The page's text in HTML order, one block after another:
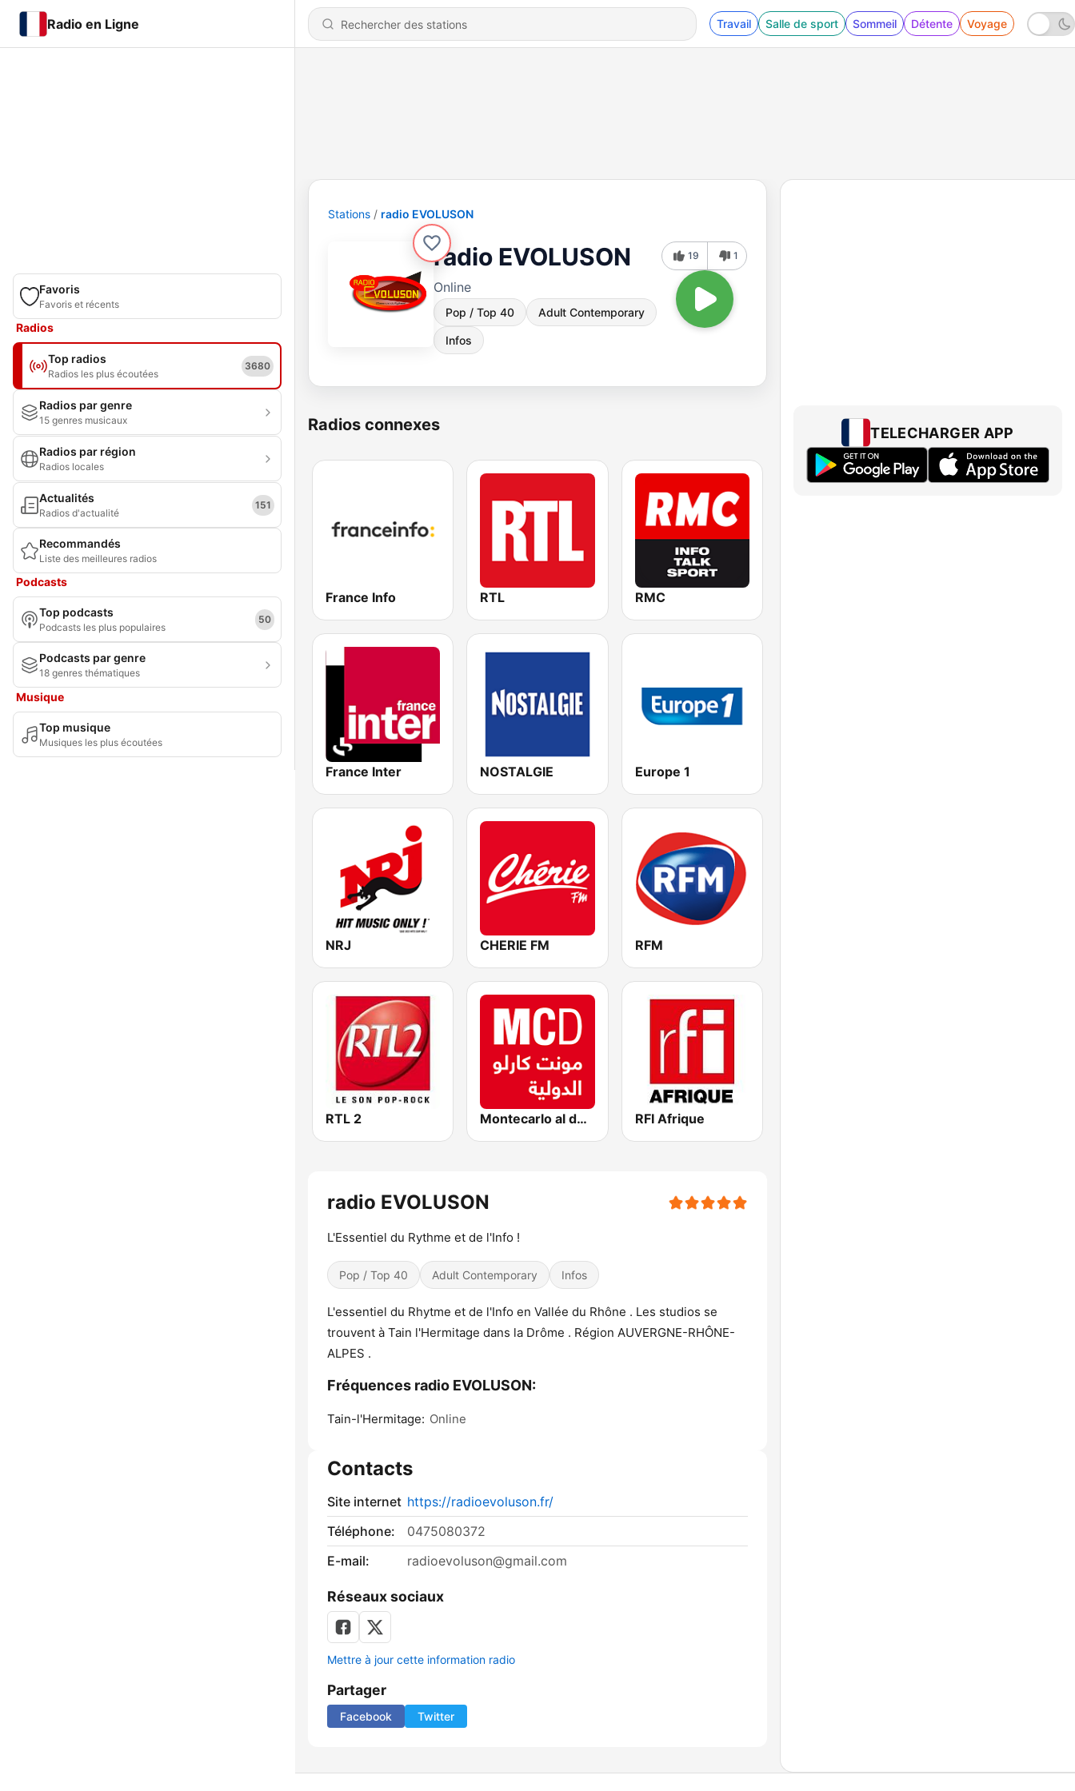
Radio en Ligne Travail Salle de sport Sommeil Détente Voyage
Favoris
Favoris et récents
Radios
Top radios
Radios les plus écoutées
3680
Radios par genre
15 genres musicaux
Radios par région
Radios locales
Actualités
Radios d'actualité
151
Recommandés
Liste des meilleures radios
Podcasts
Top podcasts
Podcasts les plus populaires
50
Podcasts par genre
18 genres thématiques
Musique
Top musique
Musiques les plus écoutées
Stations radio EVOLUSON
radio EVOLUSON
Online
Pop / Top 40 Adult Contemporary
Infos
19 1
Radios connexes
France Info RTL RMC
France Inter NOSTALGIE Europe 1
NRJ CHERIE FM RFM
RTL 2 Montecarlo al doualiya (مونت كارلو الدولية) RFI Afrique
radio EVOLUSON
L'Essentiel du Rythme et de l'Info !
Pop / Top 40 Adult Contemporary Infos
L'essentiel du Rhytme et de l'Info en Vallée du Rhône . Les studios se
trouvent à Tain l'Hermitage dans la Drôme . Région AUVERGNE-RHÔNE-
ALPES .
Fréquences radio EVOLUSON:
Tain-l'Hermitage: Online
Contacts
Site internet https://radioevoluson.fr/
Téléphone:
0475080372
E-mail:
radioevoluson@gmail.com
Réseaux sociaux
Mettre à jour cette information radio
Partager
Facebook Twitter
TELECHARGER APP